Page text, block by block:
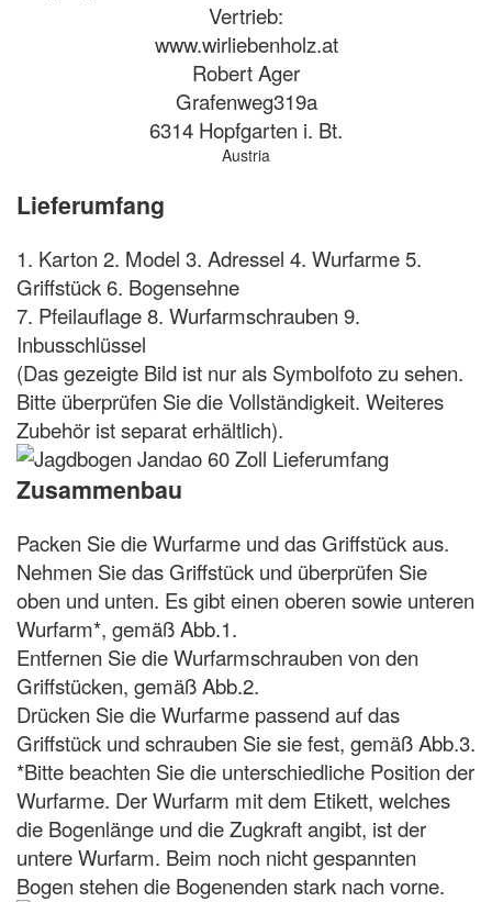
Vertrieb:
www.wirliebenholz.at
Robert Ager
Grafenweg319a
6314 Hopfgarten i. Bt.
Austria
Lieferumfang
1. Karton 2. Model 3. Adressel 4. Wurfarme 5.
Griffstück 6. Bogensehne
7. Pfeilauflage 8. Wurfarmschrauben 9.
Inbusschlüssel
(Das gezeigte Bild ist nur als Symbolfoto zu sehen.
Bitte überprüfen Sie die Vollständigkeit. Weiteres
Zubehör ist separat erhältlich).
Zusammenbau
Packen Sie die Wurfarme und das Griffstück aus.
Nehmen Sie das Griffstück und überprüfen Sie
oben und unten. Es gibt einen oberen sowie unteren
Wurfarm*, gemäß Abb.1.
Entfernen Sie die Wurfarmschrauben von den
Griffstücken, gemäß Abb.2.
Drücken Sie die Wurfarme passend auf das
Griffstück und schrauben Sie sie fest, gemäß Abb.3.
*Bitte beachten Sie die unterschiedliche Position der
Wurfarme. Der Wurfarm mit dem Etikett, welches
die Bogenlänge und die Zugkraft angibt, ist der
untere Wurfarm. Beim noch nicht gespannten
Bogen stehen die Bogenenden stark nach vorne.